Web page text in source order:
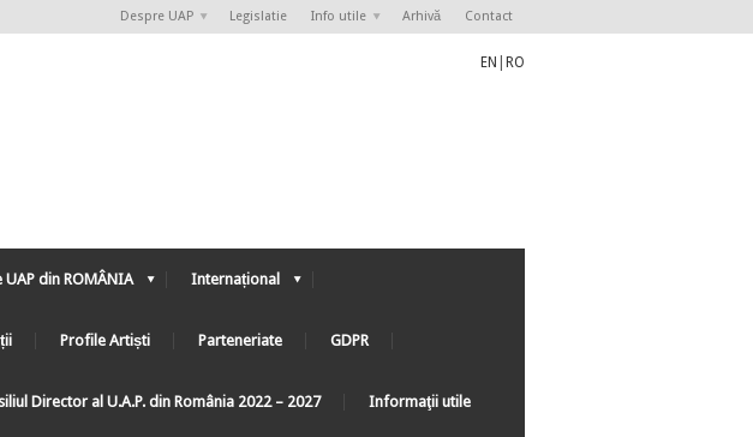
Despre UAP Legislatie Info utile Arhivă Contact
EN RO
UAP din ROMÂNIA Internațional
Profile Artiști Parteneriate GDPR
Director al U.A.P. din România 2022 – 2027 Informaţii utile